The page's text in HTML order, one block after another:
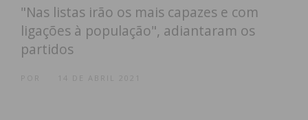
"Nas listas irão os mais capazes e com
ligações à população", adiantaram os
partidos
14 DE ABRIL 2021